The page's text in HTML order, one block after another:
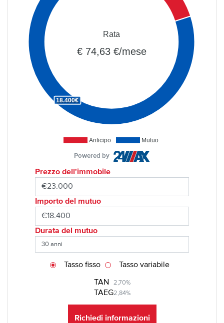
Anticipo Mutuo
18.400€
Rata
€ 74,63 €/mese
Powered by
Prezzo dell'immobile
Importo del mutuo
Durata del mutuo
TAN 2,70%
TAEG2,84%
Tasso fisso Tasso variabile
Richiedi informazioni